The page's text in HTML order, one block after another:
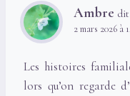
Ambre
2 mars 2026 à
Les histoires
lors qu’on regarde